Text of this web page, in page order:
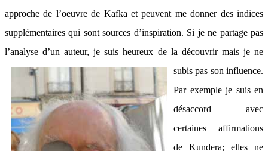
approche de l’oeuvre de Kafka et peuvent me donner des indices
supplémentaires qui sont sources d’inspiration. Si je ne partage pas
l’analyse d’un auteur, je suis heureux de la découvrir mais je ne
subis pas son influence.
Par exemple je suis en
désaccord avec
certaines affirmations
de Kundera; elles ne